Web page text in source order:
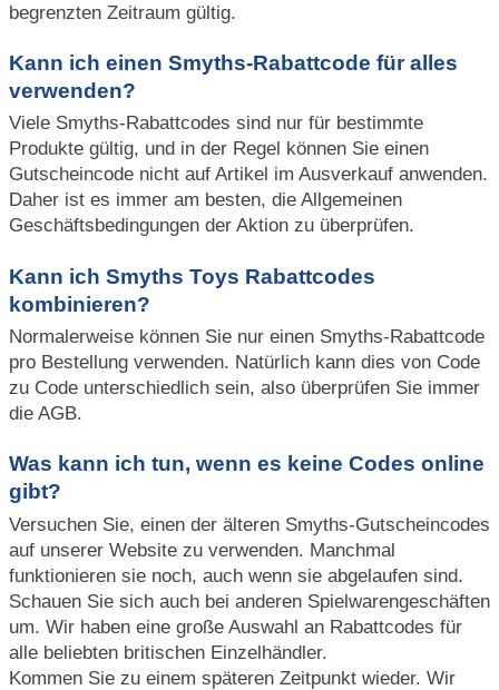
begrenzten Zeitraum gültig.
Kann ich einen Smyths-Rabattcode für alles
verwenden?
Viele Smyths-Rabattcodes sind nur für bestimmte
Produkte gültig, und in der Regel können Sie einen
Gutscheincode nicht auf Artikel im Ausverkauf anwenden.
Daher ist es immer am besten, die Allgemeinen
Geschäftsbedingungen der Aktion zu überprüfen.
Kann ich Smyths Toys Rabattcodes
kombinieren?
Normalerweise können Sie nur einen Smyths-Rabattcode
pro Bestellung verwenden. Natürlich kann dies von Code
zu Code unterschiedlich sein, also überprüfen Sie immer
die AGB.
Was kann ich tun, wenn es keine Codes online
gibt?
Versuchen Sie, einen der älteren Smyths-Gutscheincodes
auf unserer Website zu verwenden. Manchmal
funktionieren sie noch, auch wenn sie abgelaufen sind.
Schauen Sie sich auch bei anderen Spielwarengeschäften
um. Wir haben eine große Auswahl an Rabattcodes für
alle beliebten britischen Einzelhändler.
Kommen Sie zu einem späteren Zeitpunkt wieder. Wir